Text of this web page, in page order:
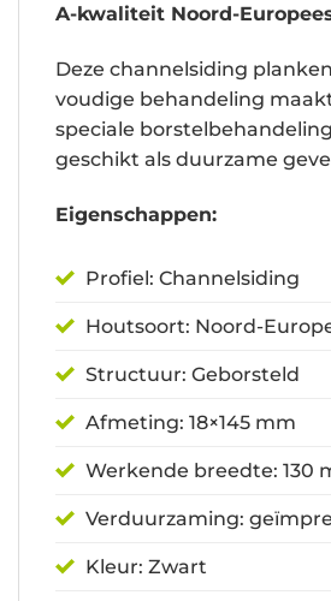
A-kwaliteit Noord-
Deze channelsiding
voudige behandeling
speciale
geschikt als duurzame
Eigenschappen:
Profiel: Channelsiding
Houtsoort: Noord-
Structuur: Geborsteld
Afmeting: 18×145 mm
Werkende breedte: 130
Verduurzaming:
Kleur: Zwart